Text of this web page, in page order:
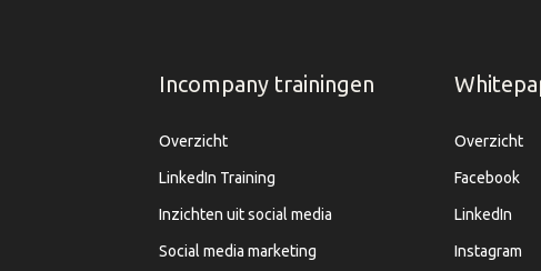
Incompany trainingen
Overzicht
LinkedIn Training
Inzichten uit social media
Social media marketing
Overzicht
Facebook
LinkedIn
Instagram